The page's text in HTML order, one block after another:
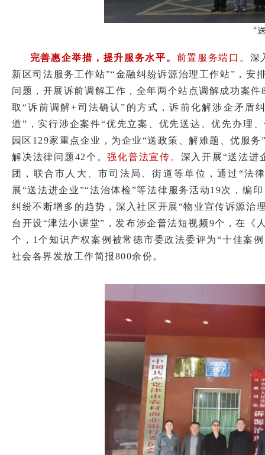
完善惠企举措，提升服务水平。 前置服务端口。 深
新区司法服务工作站”“金融纠纷诉源治理工作站”，
问题，开展诉前调解工作，全年两个站点调解成功案
取“诉前调解+司法确认”的方式，诉前化解涉企矛盾
道”，实行涉企案件“优先立案、优先送达、优先办理
园区129家重点企业，为企业“送政策、解难题、优服
解决法律问题42个。强化普法宣传。 深入开展“送法进
团，联合市人大、市司法局、街道等单位，通过“法
展“送法进企业”“法治体检”等法律服务活动19次，编
纠纷不断增多的趋势，深入社区开展“物业宣传诉源治
台开设“津法小课堂”，发布涉企普法短视频9个，在
个，1个知识产权案例被常德市委政法委评为“十佳案
社会各界发放工作简报800余份。